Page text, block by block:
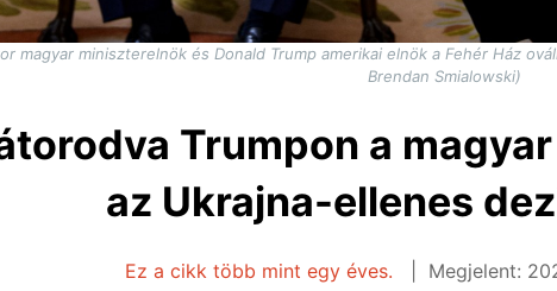
magyar miniszterelnök és Donald Trump amerikai elnök a Fehér Ház
Brendan Smialowski)
Trumpon a
az Ukrajna-ellenes
Ez a cikk több mint egy éves.
Megjelent: